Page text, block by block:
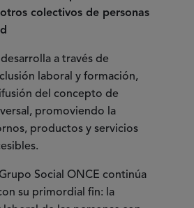
colectivos de personas
a través de
laboral y formación,
del concepto de
promoviendo la
productos y servicios
Social ONCE continúa
su primordial fin: la